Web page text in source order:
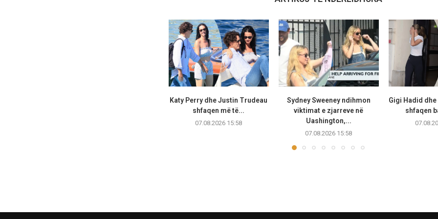
Katy Perry dhe Justin Trudeau
shfaqen më të...
07.08.2026 15:58
Sydney Sweeney ndihmon
viktimat e zjarreve në
Uashington,...
07.08.2026 15:58
Gigi Hadid
shfaqen